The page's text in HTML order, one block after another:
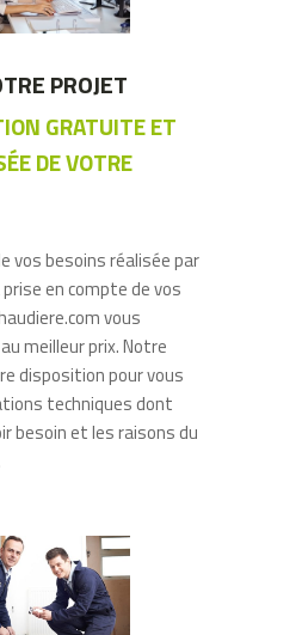
PROJET
GRATUITE ET
DE VOTRE
vos besoins réalisée par
en compte de vos
vous
meilleur prix. Notre
disposition pour vous
techniques dont
besoin et les raisons du